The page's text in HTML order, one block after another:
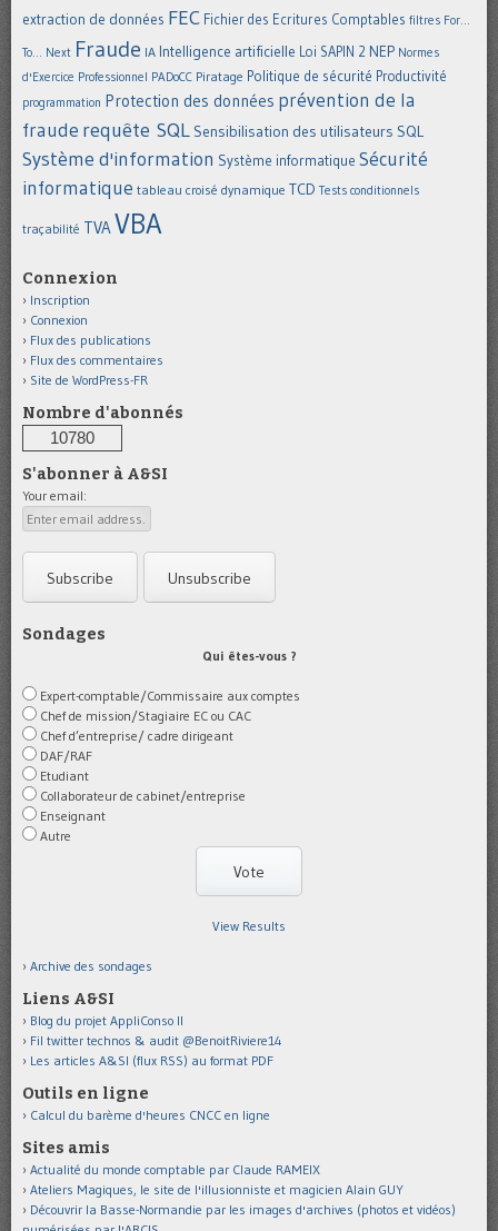
extraction de données FEC Fichier des Ecritures Comptables filtres For...
To... Next Fraude IA Intelligence artificielle Loi SAPIN 2 NEP Normes
d'Exercice Professionnel PADoCC Piratage Politique de sécurité Productivité
programmation Protection des données prévention de la
fraude requête SQL Sensibilisation des utilisateurs SQL
Système d'information Système informatique Sécurité
informatique tableau croisé dynamique TCD Tests conditionnels
traçabilité TVAVBA
Connexion
Inscription
Connexion
Flux des publications
Flux des commentaires
Site de WordPress-FR
Nombre d'abonnés
10780
S'abonner à A&SI
Your email:
Sondages
Qui êtes-vous ?
Expert-comptable/Commissaire aux comptes
Chef de mission/Stagiaire EC ou CAC
Chef d’entreprise/ cadre dirigeant
DAF/RAF
Etudiant
Collaborateur de cabinet/entreprise
Enseignant
Autre
View Results
Archive des sondages
Liens A&SI
Blog du projet AppliConso II
Fil twitter technos & audit @BenoitRiviere14
Les articles A&SI (flux RSS) au format PDF
Outils en ligne
Calcul du barème d'heures CNCC en ligne
Sites amis
Actualité du monde comptable par Claude RAMEIX
Ateliers Magiques, le site de l'illusionniste et magicien Alain GUY
Découvrir la Basse-Normandie par les images d'archives (photos et vidéos)